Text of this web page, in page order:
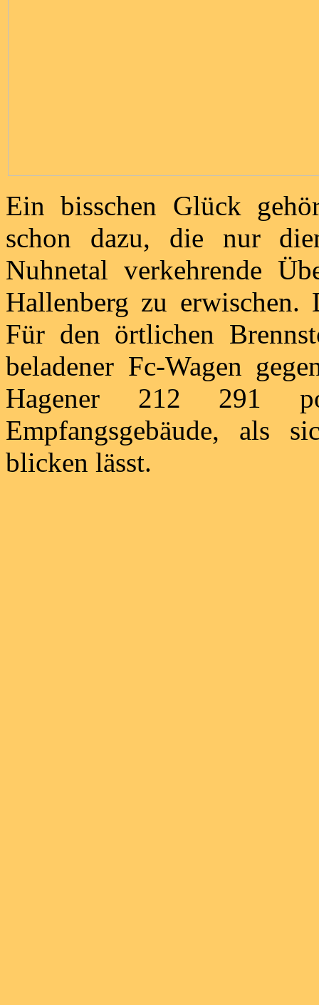
Ein bisschen Glück
schon dazu, die nur
Nuhnetal verkehrende
Hallenberg zu
Für den örtlichen
beladener Fc-Wagen
Hagener 212 291
Empfangsgebäude, als
blicken lässt.